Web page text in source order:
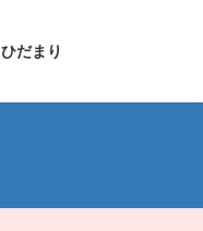
ひだまり